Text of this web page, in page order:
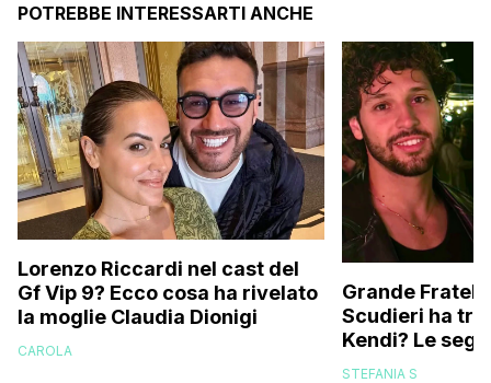
POTREBBE INTERESSARTI ANCHE
Lorenzo Riccardi nel cast del
Gf Vip 9? Ecco cosa ha rivelato
la moglie Claudia Dionigi
CAROLA
Grande
Scudieri ha
Kendi? Le
replica dell’ex
STEFANIA S